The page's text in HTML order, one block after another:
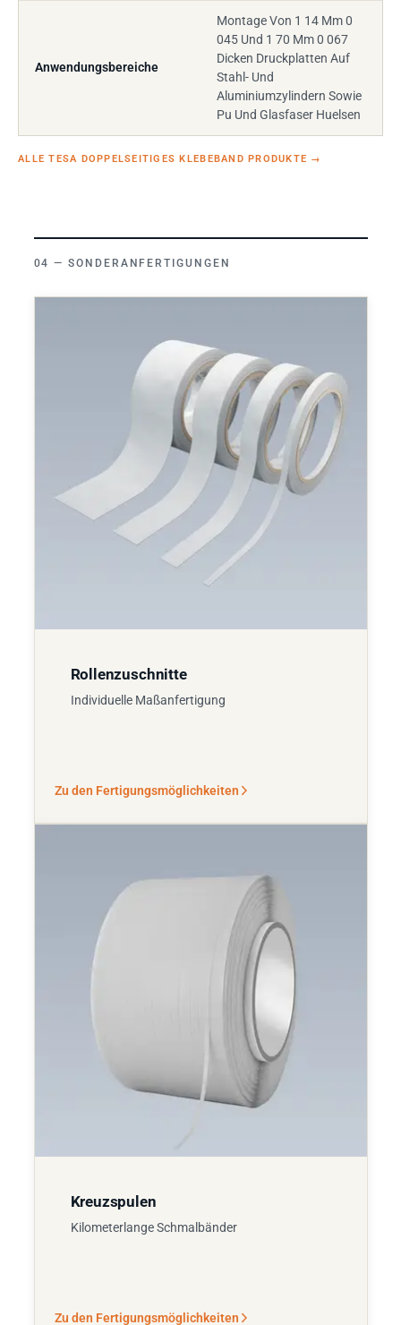
Anwendungsbereiche
Montage Von 1 14 Mm 0
045 Und 1 70 Mm 0 067
Dicken Druckplatten Auf
Stahl- Und
Aluminiumzylindern Sowie
Pu Und Glasfaser Huelsen
ALLE TESA DOPPELSEITIGES KLEBEBAND PRODUKTE →
SONDERANFERTIGUNGEN
Rollenzuschnitte
Individuelle Maßanfertigung
Zu den Fertigungsmöglichkeiten
Kreuzspulen
Kilometerlange Schmalbänder
Zu den Fertigungsmöglichkeiten